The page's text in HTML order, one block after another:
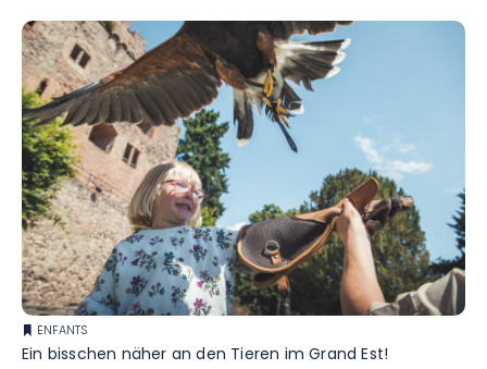
ENFANTS
Ein bisschen näher an den Tieren im Grand Est!